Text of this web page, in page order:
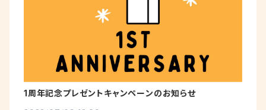
1周年記念プレゼントキャンペーンのお知らせ